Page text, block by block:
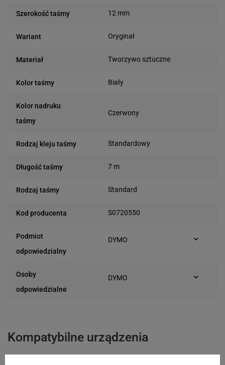
Szerokość taśmy 12 mm
Wariant Oryginał
Materiał Tworzywo sztuczne
Kolor taśmy Biały
Kolor nadruku
taśmy
Czerwony
Rodzaj kleju taśmy Standardowy
Długość taśmy 7 m
Rodzaj taśmy Standard
Kod producenta S0720550
Podmiot
odpowiedzialny
DYMO
Osoby
odpowiedzialne
DYMO
Kompatybilne urządzenia